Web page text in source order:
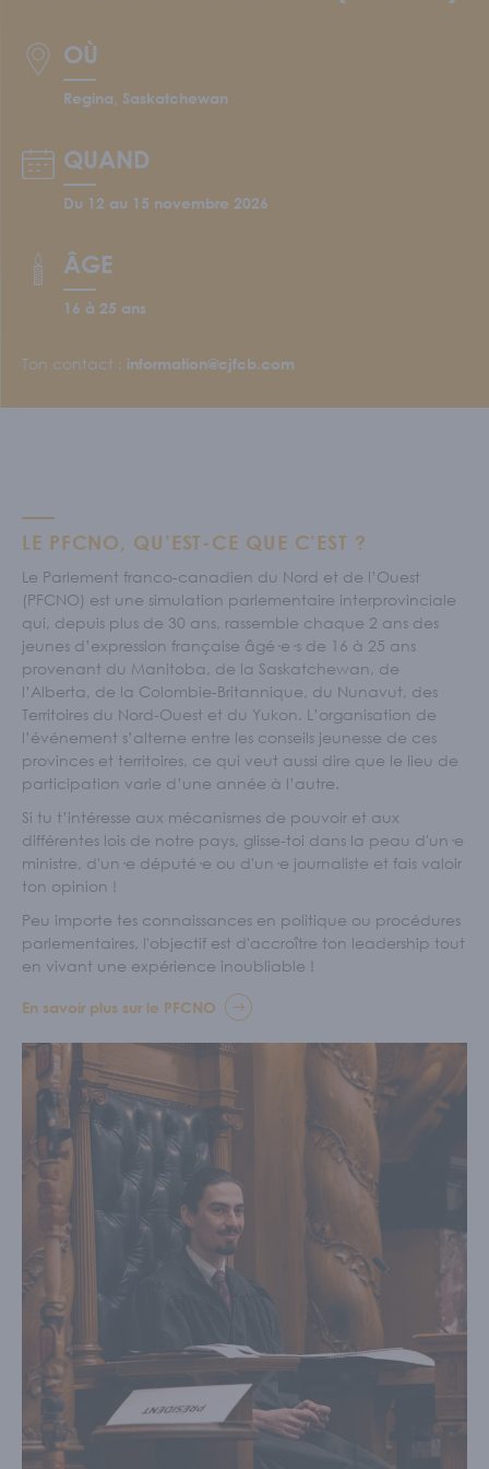
S'IMPLIQUER
Nos membres
Programme Connecte
ACTUALITÉS
OÙ
Regina, Saskatchewan
QUAND
Du 12 au 15 novembre 2026
ÂGE
16 à 25 ans
Ton contact : information@cjfcb.com
LE PFCNO, QU’EST-CE QUE C’EST ?
Le Parlement franco-canadien du Nord et de l’Ouest
(PFCNO) est une simulation parlementaire interprovinciale
qui, depuis plus de 30 ans, rassemble chaque 2 ans des
jeunes d’expression française âgé·e·s de 16 à 25 ans
provenant du Manitoba, de la Saskatchewan, de
l’Alberta, de la Colombie-Britannique, du Nunavut, des
Territoires du Nord-Ouest et du Yukon. L’organisation de
l’événement s’alterne entre les conseils jeunesse de ces
provinces et territoires, ce qui veut aussi dire que le lieu de
participation varie d’une année à l’autre.
Si tu t’intéresse aux mécanismes de pouvoir et aux
différentes lois de notre pays, glisse-toi dans la peau d'un·e
ministre, d'un·e député·e ou d'un·e journaliste et fais valoir
ton opinion !
Peu importe tes connaissances en politique ou procédures
parlementaires, l'objectif est d'accroître ton leadership tout
en vivant une expérience inoubliable !
En savoir plus sur le PFCNO